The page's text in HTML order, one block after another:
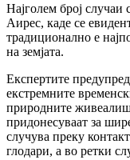
Најголем број случаи
Аирес, каде се
традиционално е
на земјата.
Експертите
екстремните
природните
придонесуваат за
случува преку
глодари, а во ретки